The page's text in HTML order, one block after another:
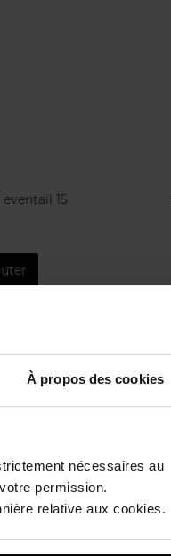
À propos des cookies
nécessaires au
permission.
relative aux cookies.
15